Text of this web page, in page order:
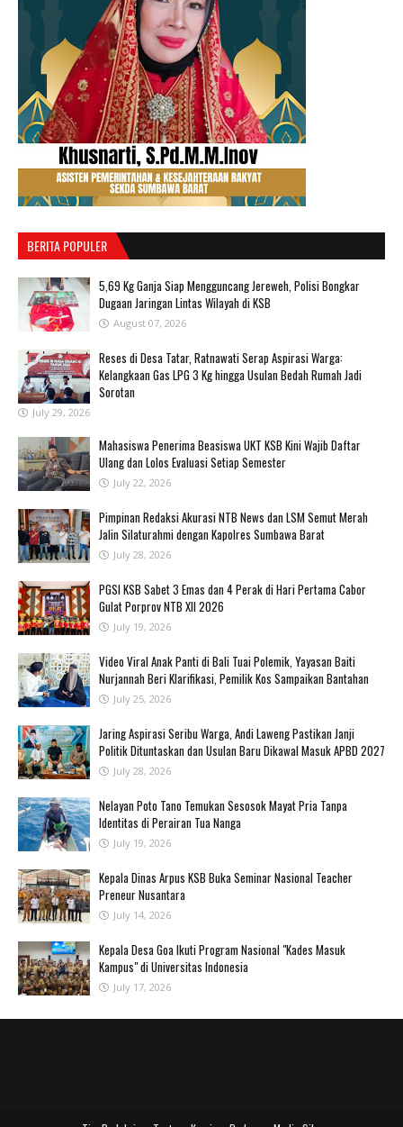
BERITA POPULER
‎5,69 Kg Ganja Siap Mengguncang Jereweh, Polisi Bongkar
Dugaan Jaringan Lintas Wilayah di KSB ‎
August 07, 2026
Reses di Desa Tatar, Ratnawati Serap Aspirasi Warga:
Kelangkaan Gas LPG 3 Kg hingga Usulan Bedah Rumah Jadi
Sorotan
July 29, 2026
Mahasiswa Penerima Beasiswa UKT KSB Kini Wajib Daftar
Ulang dan Lolos Evaluasi Setiap Semester
July 22, 2026
Pimpinan Redaksi Akurasi NTB News dan LSM Semut Merah
Jalin Silaturahmi dengan Kapolres Sumbawa Barat
July 28, 2026
PGSI KSB Sabet 3 Emas dan 4 Perak di Hari Pertama Cabor
Gulat Porprov NTB XII 2026 ‎
July 19, 2026
‎Video Viral Anak Panti di Bali Tuai Polemik, Yayasan Baiti
Nurjannah Beri Klarifikasi, Pemilik Kos Sampaikan Bantahan ‎
July 25, 2026
Jaring Aspirasi Seribu Warga, Andi Laweng Pastikan Janji
Politik Dituntaskan dan Usulan Baru Dikawal Masuk APBD 2027
July 28, 2026
‎Nelayan Poto Tano Temukan Sesosok Mayat Pria Tanpa
Identitas di Perairan Tua Nanga ‎
July 19, 2026
Kepala Dinas Arpus KSB Buka Seminar Nasional Teacher
Preneur Nusantara
July 14, 2026
Kepala Desa Goa Ikuti Program Nasional "Kades Masuk
Kampus" di Universitas Indonesia
July 17, 2026